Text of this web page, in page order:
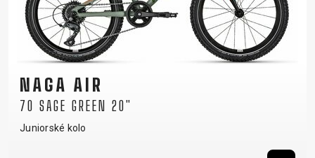
NAGA AIR
70 SAGE GREEN 20"
Juniorské kolo